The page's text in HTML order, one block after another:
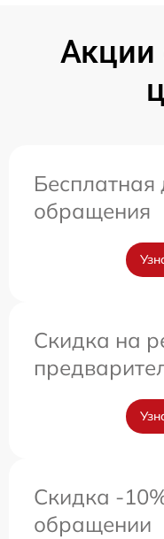
Акции
Бесплатная
обращения
Скидка на
Скидка -
обращении